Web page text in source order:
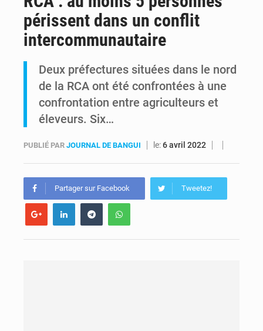
RDC : Christian Bosembe annonce la fermeture imminente de TikTok pour stopper la propagande de l’AFC-M23
périssent dans un conflit
intercommunautaire
Deux préfectures situées dans le nord
de la RCA ont été confrontées à une
confrontation entre agriculteurs et
éleveurs. Six…
PUBLIÉ PAR JOURNAL DE BANGUI le:6 avril 2022
Partager sur Facebook Tweetez!